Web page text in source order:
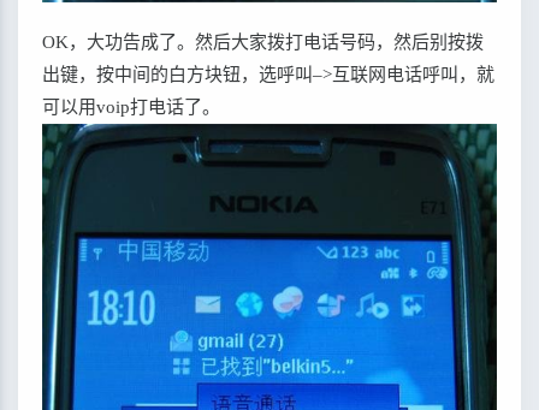
OK，大功告成了。然后大家拨打电话号码，然后别按拨
出键，按中间的白方块钮，选呼叫–>互联网电话呼叫，就
可以用voip打电话了。